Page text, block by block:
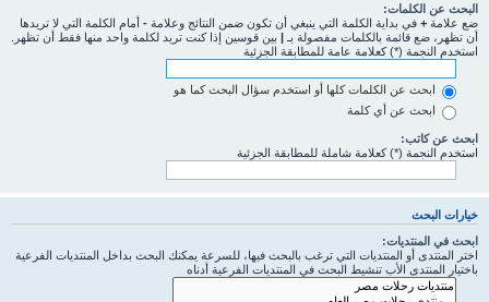
البحث عن الكلمات:
ضع علامة + في بداية الكلمة التي ينبغي أن تكون ضمن النتائج وعلامة - أمام الكلمة التي لا تريدها
أن تظهر، ضع قائمة بالكلمات مفصولة بـ | بين قوسين إذا كنت تريد لكلمة واحد منها فقط أن تظهر.
استخدم النجمة (*) كعلامة عامة للمطابقة الجزئية
ابحث عن الكلمات كلها أو استخدم سؤال البحث كما هو
ابحث عن أي كلمة
ابحث عن كاتب:
استخدم النجمة (*) كعلامة شاملة للمطابقة الجزئية
خيارات البحث
ابحث في المنتديات:
اختر المنتدى أو المنتديات التي ترغب بالبحث فيها، للسرعة يمكنك البحث بداخل المنتديات الفرعية
باختيار المنتدى الأب تنشيط البحث في المنتديات الفرعية أدناه